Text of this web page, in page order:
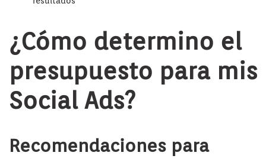
¿Cómo determino el
presupuesto para mis
Social Ads?
Recomendaciones para